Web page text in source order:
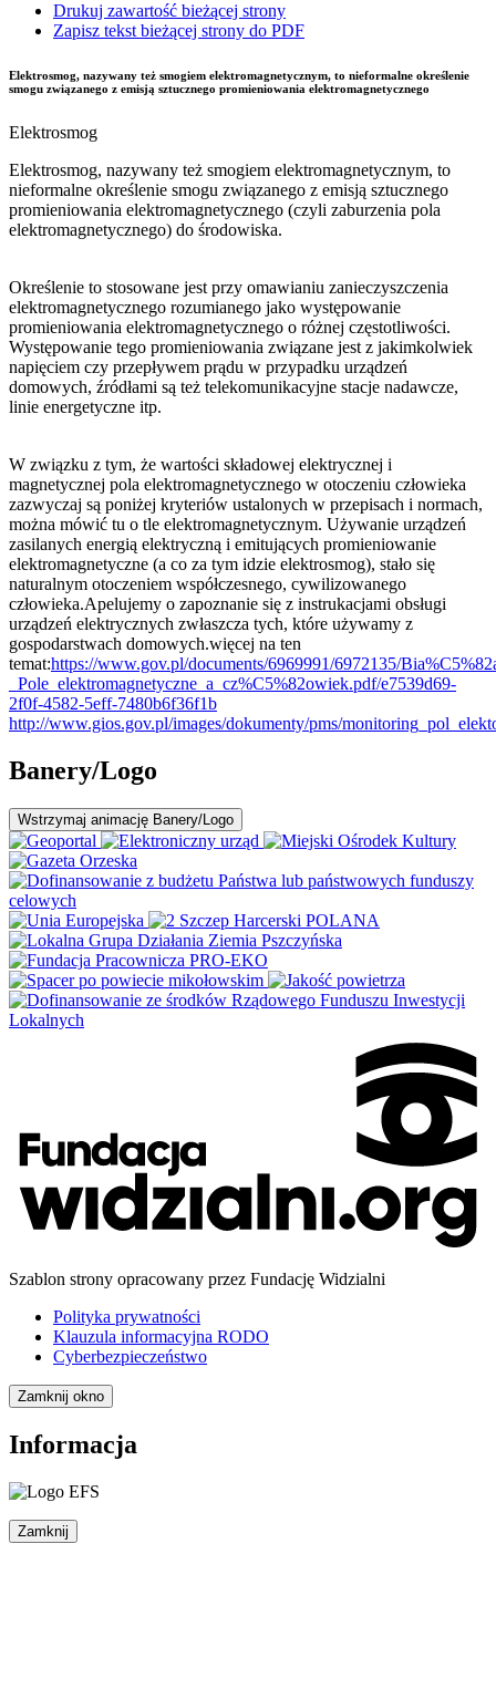
Drukuj zawartość bieżącej strony
Zapisz tekst bieżącej strony do PDF
Elektrosmog, nazywany też smogiem elektromagnetycznym, to nieformalne określenie
smogu związanego z emisją sztucznego promieniowania elektromagnetycznego
Elektrosmog
Elektrosmog, nazywany też smogiem elektromagnetycznym, to
nieformalne określenie smogu związanego z emisją sztucznego
promieniowania elektromagnetycznego (czyli zaburzenia pola
elektromagnetycznego) do środowiska.
Określenie to stosowane jest przy omawianiu zanieczyszczenia
elektromagnetycznego rozumianego jako występowanie
promieniowania elektromagnetycznego o różnej częstotliwości.
Występowanie tego promieniowania związane jest z jakimkolwiek
napięciem czy przepływem prądu w przypadku urządzeń
domowych, źródłami są też telekomunikacyjne stacje nadawcze,
linie energetyczne itp.
W związku z tym, że wartości składowej elektrycznej i
magnetycznej pola elektromagnetycznego w otoczeniu człowieka
zazwyczaj są poniżej kryteriów ustalonych w przepisach i normach,
można mówić tu o tle elektromagnetycznym. Używanie urządzeń
zasilanych energią elektryczną i emitujących promieniowanie
elektromagnetyczne (a co za tym idzie elektrosmog), stało się
naturalnym otoczeniem współczesnego, cywilizowanego
człowieka.Apelujemy o zapoznanie się z instrukacjami obsługi
urządzeń elektrycznych zwłaszcza tych, które używamy z
gospodarstwach domowych.więcej na ten
temat:https://www.gov.pl/documents/6969991/6972135/
_Pole_elektromagnetyczne_a_cz%C5%82owiek.pdf/e7539d69-
2f0f-4582-5eff-7480b6f36f1b
http://www.gios.gov.pl/images/dokumenty/pms/
Banery/Logo
Wstrzymaj animację Banery/Logo
Szablon strony opracowany przez Fundację Widzialni
Polityka prywatności
Klauzula informacyjna RODO
Cyberbezpieczeństwo
Zamknij okno
Informacja
Zamknij